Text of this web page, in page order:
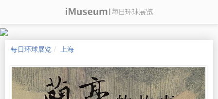
每日环球展览 上海